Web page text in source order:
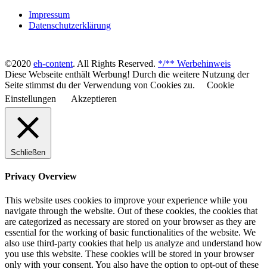
Impressum
Datenschutzerklärung
©2020 eh-content. All Rights Reserved. */** Werbehinweis
Diese Webseite enthält Werbung! Durch die weitere Nutzung der
Seite stimmst du der Verwendung von Cookies zu.
Cookie
Einstellungen
Akzeptieren
Schließen
Privacy Overview
This website uses cookies to improve your experience while you
navigate through the website. Out of these cookies, the cookies that
are categorized as necessary are stored on your browser as they are
essential for the working of basic functionalities of the website. We
also use third-party cookies that help us analyze and understand how
you use this website. These cookies will be stored in your browser
only with your consent. You also have the option to opt-out of these